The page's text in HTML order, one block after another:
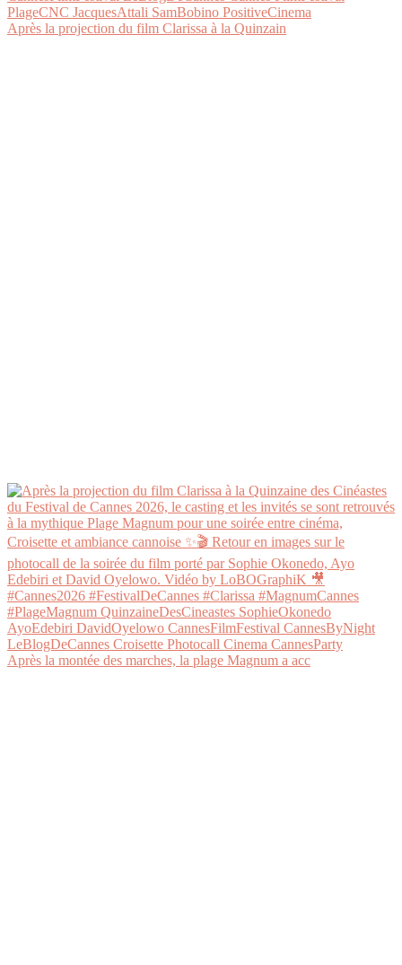
Après la projection du film Clarissa à la Quinzain
Après la montée des marches, la plage Magnum a acc